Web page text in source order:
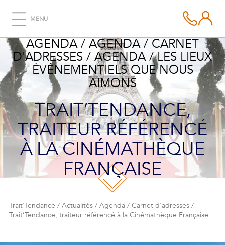
MENU
AGENDA / AGENDA / CARNET
D'ADRESSES / AGENDA / LES LIEUX
ÉVÉNEMENTIELS QUE NOUS
AIMONS
TRAIT’TENDANCE,
TRAITEUR RÉFÉRENCÉ
À LA CINÉMATHÈQUE
FRANÇAISE
Trait'Tendance / Actualités / Agenda / Carnet d'adresses /
Trait’Tendance, traiteur référencé à la Cinémathèque Française